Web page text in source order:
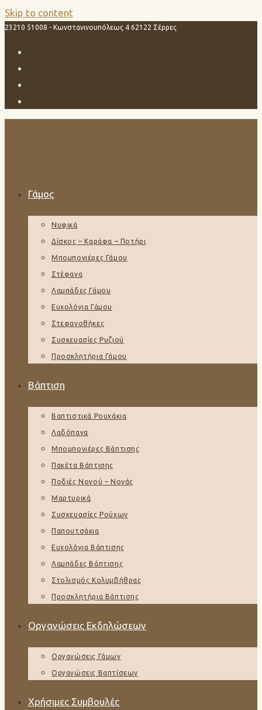
Skip to content
23210 51008 - Κωνστανινουπόλεως 4 62122 Σέρρες
Γάμος
Νυφικά
Δίσκος – Καράφα – Ποτήρι
Μπομπονιέρες Γάμου
Στέφανα
Λαμπάδες Γάμου
Ευχολόγια Γάμου
Στεφανοθήκες
Συσκευασίες Ρυζιού
Προσκλητήρια Γάμου
Βάπτιση
Βαπτιστικά Ρουχάκια
Λαδόπανα
Μπομπονιέρες Βάπτισης
Πακέτα Βάπτισης
Ποδιές Νονού – Νονάς
Μαρτυρικά
Συσκευασίες Ρούχων
Παπουτσάκια
Ευχολόγια Βάπτισης
Λαμπάδες Βάπτισης
Στολισμός Κολυμβήθρας
Προσκλητήρια Βάπτισης
Οργανώσεις Εκδηλώσεων
Οργανώσεις Γάμων
Οργανώσεις Βαπτίσεων
Χρήσιμες Συμβουλές